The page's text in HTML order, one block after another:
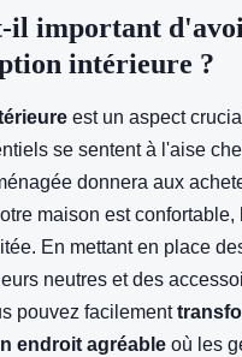
il important
intérieure ?
est un aspect
se sentent à l'aise
donnera aux
maison est confortable,
En mettant en place
neutres et des
pouvez facilement
endroit agréable où les